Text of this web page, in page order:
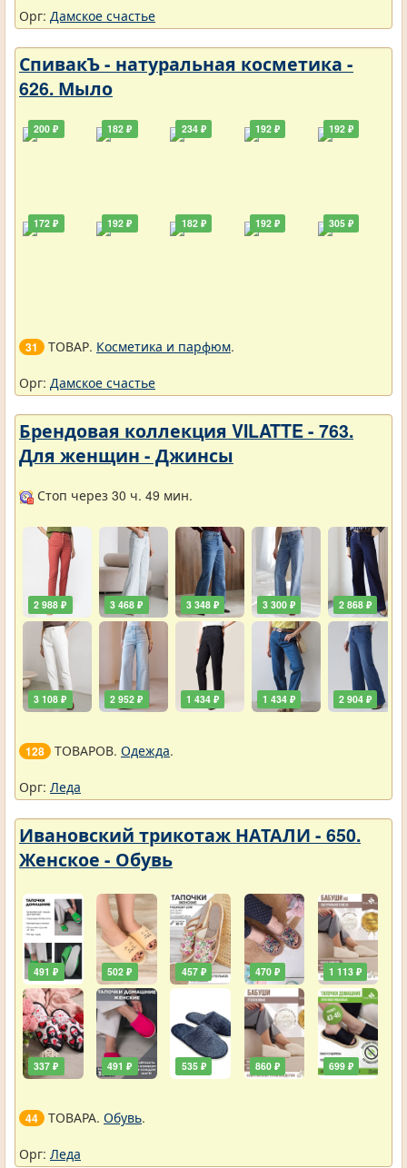
Орг: Дамское счастье
СпивакЪ - натуральная косметика -
626. Мыло
200 ₽
172 ₽
182 ₽
192 ₽
234 ₽
182 ₽
192 ₽
192 ₽
192 ₽
305 ₽
31 ТОВАР. Косметика и парфюм.
Орг: Дамское счастье
Брендовая коллекция VILATTE - 763.
Для женщин - Джинсы
Стоп через 30 ч. 49 мин.
2 988 ₽
3 108 ₽
3 468 ₽
2 952 ₽
3 348 ₽
1 434 ₽
3 300 ₽
1 434 ₽
2 868 ₽
2 904 ₽
128 ТОВАРОВ. Одежда.
Орг: Леда
Ивановский трикотаж НАТАЛИ - 650.
Женское - Обувь
491 ₽
337 ₽
502 ₽
491 ₽
457 ₽
535 ₽
470 ₽
860 ₽
1 113 ₽
699 ₽
44 ТОВАРА. Обувь.
Орг: Леда